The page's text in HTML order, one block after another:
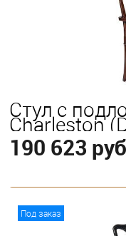
Стул с
Charleston
190 623
Под заказ